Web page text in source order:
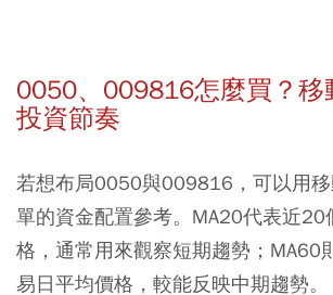
0050、009816怎麼買？移
投資節奏
若想布局0050與009816，可以用
單的資金配置參考。MA20代表近20
格，通常用來觀察短期趨勢；MA60
易日平均價格，較能反映中期趨勢。